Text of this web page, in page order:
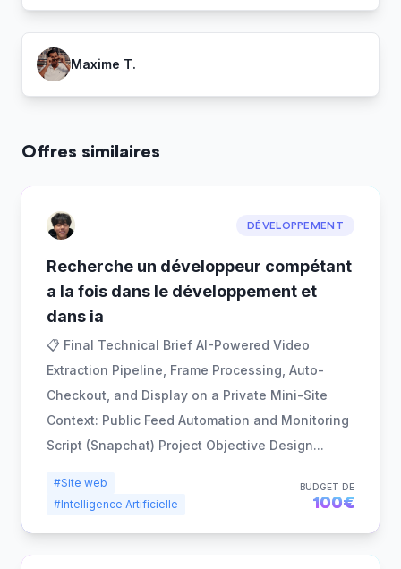
Maxime T.
Offres similaires
DÉVELOPPEMENT
Recherche un développeur compétant
a la fois dans le développement et
dans ia
📋 Final Technical Brief AI-Powered Video
Extraction Pipeline, Frame Processing, Auto-
Checkout, and Display on a Private Mini-Site
Context: Public Feed Automation and Monitoring
Script (Snapchat) Project Objective Design...
#Site web
#Intelligence Artificielle
BUDGET DE
100€